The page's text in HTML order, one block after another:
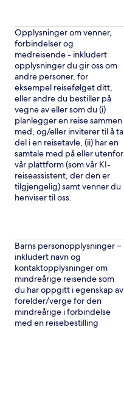
Opplysninger om venner,
forbindelser og
medreisende - inkludert
opplysninger du gir oss om
andre personer, for
eksempel reisefølget ditt,
eller andre du bestiller på
vegne av eller som du (i)
planlegger en reise sammen
med, og/eller inviterer til å ta
del i en reisetavle, (ii) har en
samtale med på eller utenfor
vår plattform (som vår KI-
reiseassistent, der den er
tilgjengelig) samt venner du
henviser til oss.
Barns personopplysninger –
inkludert navn og
kontaktopplysninger om
mindreårige reisende som
du har oppgitt i egenskap av
forelder/verge for den
mindreårige i forbindelse
med en reisebestilling